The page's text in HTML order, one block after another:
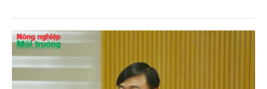
và Dược phẩm Hoa Kỳ (FDA).